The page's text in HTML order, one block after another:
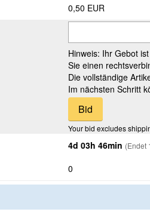
0,50 EUR
Hinweis: Ihr Gebot
Sie einen
Die vollständige
Im nächsten Schritt
Your bid excludes
4d 03h 46min (Endet
0